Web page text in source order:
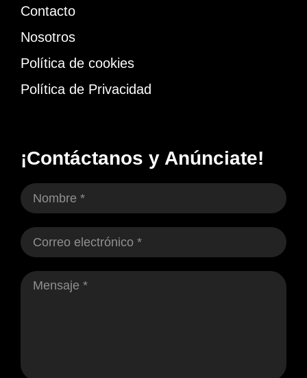
Contacto
Nosotros
Política de cookies
Política de Privacidad
¡Contáctanos y Anúnciate!